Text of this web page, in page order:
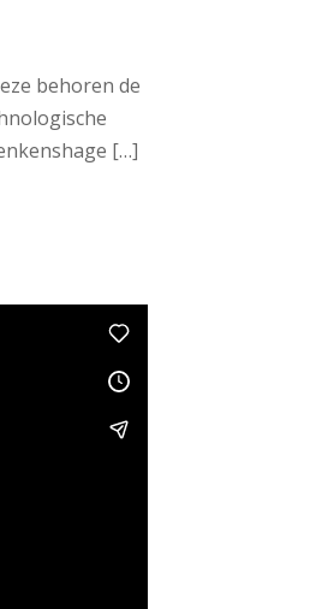
behoren de
[…]